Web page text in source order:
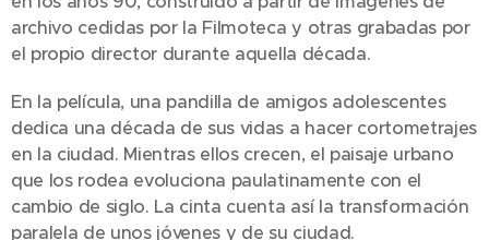
archivo cedidas por la Filmoteca y otras grabadas por
el propio director durante aquella década.
En la película, una pandilla de amigos adolescentes
dedica una década de sus vidas a hacer cortometrajes
en la ciudad. Mientras ellos crecen, el paisaje urbano
que los rodea evoluciona paulatinamente con el
cambio de siglo. La cinta cuenta así la transformación
paralela de unos jóvenes y de su ciudad.